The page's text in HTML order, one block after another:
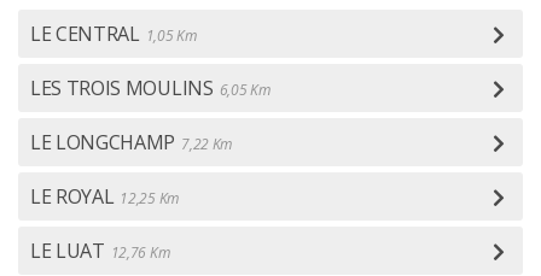
LE CENTRAL 1,05 Km
LES TROIS MOULINS 6,05 Km
LE LONGCHAMP 7,22 Km
LE ROYAL 12,25 Km
LE LUAT 12,76 Km